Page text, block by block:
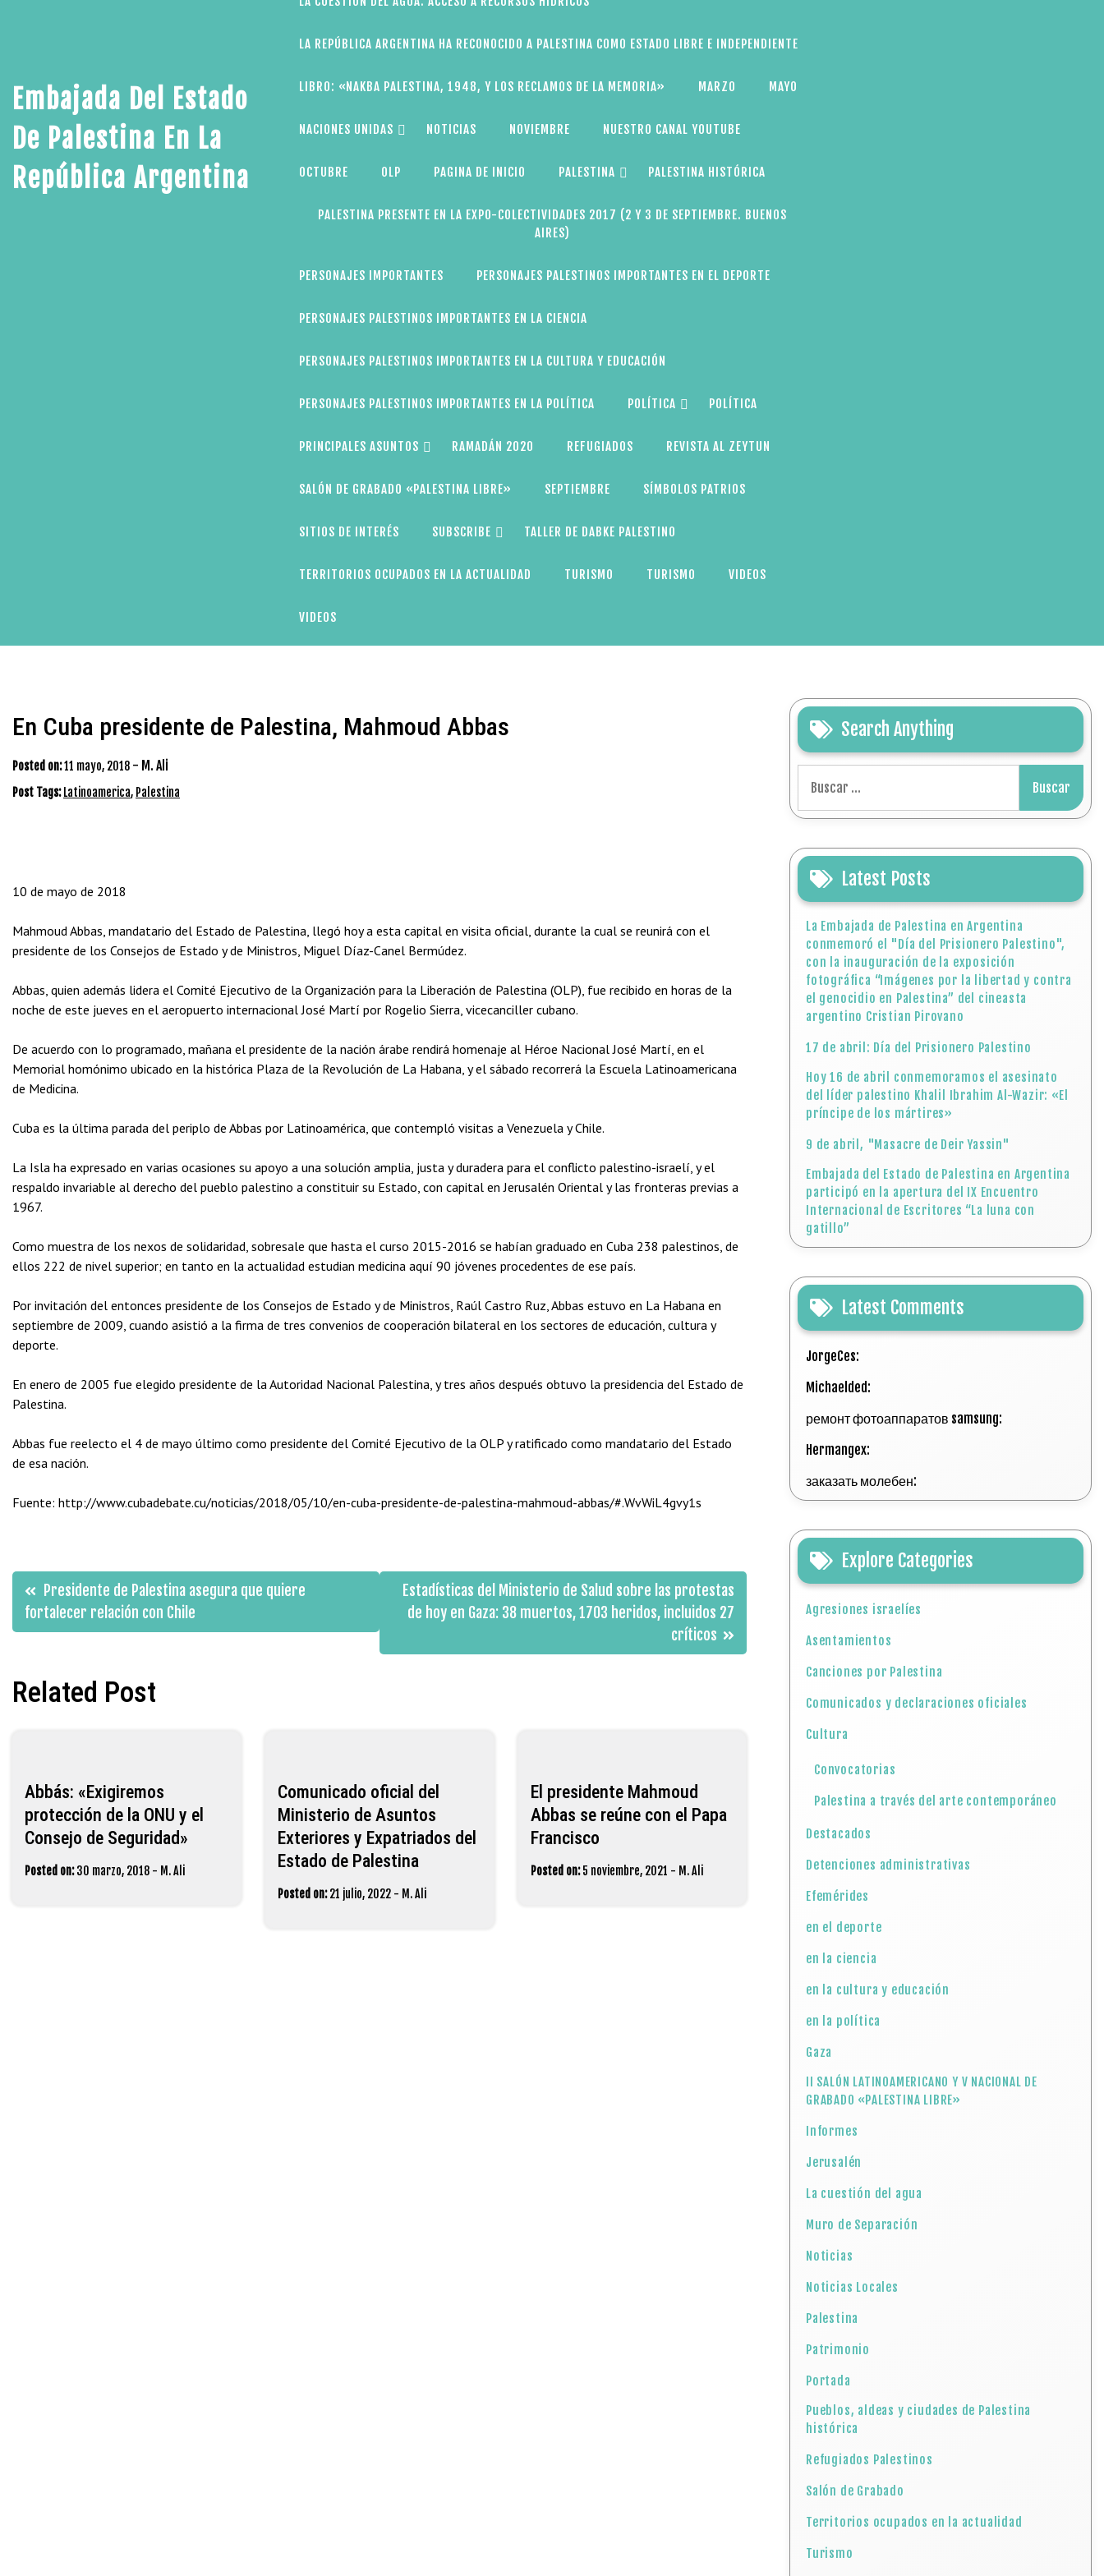
Embajada Del Estado
De Palestina En La
República Argentina
LA REPÚBLICA ARGENTINA HA RECONOCIDO A PALESTINA COMO ESTADO LIBRE E INDEPENDIENTE
LIBRO: «NAKBA PALESTINA, 1948, Y LOS RECLAMOS DE LA MEMORIA» MARZO MAYO
NACIONES UNIDAS NOTICIAS NOVIEMBRE NUESTRO CANAL YOUTUBE
OCTUBRE OLP PAGINA DE INICIO PALESTINA PALESTINA HISTÓRICA
PALESTINA PRESENTE EN LA EXPO-COLECTIVIDADES 2017 (2 Y 3 DE SEPTIEMBRE. BUENOS
AIRES)
PERSONAJES IMPORTANTES PERSONAJES PALESTINOS IMPORTANTES EN EL DEPORTE
PERSONAJES PALESTINOS IMPORTANTES EN LA CIENCIA
PERSONAJES PALESTINOS IMPORTANTES EN LA CULTURA Y EDUCACIÓN
PERSONAJES PALESTINOS IMPORTANTES EN LA POLÍTICA POLÍTICA POLÍTICA
PRINCIPALES ASUNTOS RAMADÁN 2020 REFUGIADOS REVISTA AL ZEYTUN
SALÓN DE GRABADO «PALESTINA LIBRE» SEPTIEMBRE SÍMBOLOS PATRIOS
SITIOS DE INTERÉS SUBSCRIBE TALLER DE DABKE PALESTINO
TERRITORIOS OCUPADOS EN LA ACTUALIDAD TURISMO TURISMO VIDEOS
VIDEOS
En Cuba presidente de Palestina, Mahmoud Abbas
Posted on:11 mayo, 2018 - M. Ali
Post Tags: Latinoamerica, Palestina
10 de mayo de 2018
Mahmoud Abbas, mandatario del Estado de Palestina, llegó hoy a esta capital en visita oficial, durante la cual se reunirá con el
presidente de los Consejos de Estado y de Ministros, Miguel Díaz-Canel Bermúdez.
Abbas, quien además lidera el Comité Ejecutivo de la Organización para la Liberación de Palestina (OLP), fue recibido en horas de la
noche de este jueves en el aeropuerto internacional José Martí por Rogelio Sierra, vicecanciller cubano.
De acuerdo con lo programado, mañana el presidente de la nación árabe rendirá homenaje al Héroe Nacional José Martí, en el
Memorial homónimo ubicado en la histórica Plaza de la Revolución de La Habana, y el sábado recorrerá la Escuela Latinoamericana
de Medicina.
Cuba es la última parada del periplo de Abbas por Latinoamérica, que contempló visitas a Venezuela y Chile.
La Isla ha expresado en varias ocasiones su apoyo a una solución amplia, justa y duradera para el conflicto palestino-israelí, y el
respaldo invariable al derecho del pueblo palestino a constituir su Estado, con capital en Jerusalén Oriental y las fronteras previas a
1967.
Como muestra de los nexos de solidaridad, sobresale que hasta el curso 2015-2016 se habían graduado en Cuba 238 palestinos, de
ellos 222 de nivel superior; en tanto en la actualidad estudian medicina aquí 90 jóvenes procedentes de ese país.
Por invitación del entonces presidente de los Consejos de Estado y de Ministros, Raúl Castro Ruz, Abbas estuvo en La Habana en
septiembre de 2009, cuando asistió a la firma de tres convenios de cooperación bilateral en los sectores de educación, cultura y
deporte.
En enero de 2005 fue elegido presidente de la Autoridad Nacional Palestina, y tres años después obtuvo la presidencia del Estado de
Palestina.
Abbas fue reelecto el 4 de mayo último como presidente del Comité Ejecutivo de la OLP y ratificado como mandatario del Estado
de esa nación.
Fuente: http://www.cubadebate.cu/noticias/2018/05/10/en-cuba-presidente-de-palestina-mahmoud-abbas/#.WvWiL4gvy1s
Navegación
de
entradas
Presidente de Palestina asegura que quiere
fortalecer relación con Chile
Estadísticas del Ministerio de Salud sobre las protestas
de hoy en Gaza: 38 muertos, 1703 heridos, incluidos 27
críticos
Related Post
Abbás: «Exigiremos
protección de la ONU y el
Consejo de Seguridad»
Posted on: 30 marzo, 2018 - M. Ali
Comunicado oficial del
Ministerio de Asuntos
Exteriores y Expatriados del
Estado de Palestina
Posted on: 21 julio, 2022- M. Ali
El presidente Mahmoud
Abbas se reúne con el Papa
Francisco
Posted on: 5 noviembre, 2021 - M. Ali
Search Anything
Latest Posts
La Embajada de Palestina en Argentina
conmemoró el "Día del Prisionero Palestino",
con la inauguración de la exposición
fotográfica “Imágenes por la libertad y contra
el genocidio en Palestina” del cineasta
argentino Cristian Pirovano
17 de abril: Día del Prisionero Palestino
Hoy 16 de abril conmemoramos el asesinato
del líder palestino Khalil Ibrahim Al-Wazir: «El
príncipe de los mártires»
9 de abril, "Masacre de Deir Yassin"
Embajada del Estado de Palestina en Argentina
participó en la apertura del IX Encuentro
Internacional de Escritores “La luna con
gatillo”
Latest Comments
JorgeCes:
Michaelded:
ремонт фотоаппаратов samsung:
Hermangex:
заказать молебен:
Explore Categories
Agresiones israelíes
Asentamientos
Canciones por Palestina
Comunicados y declaraciones oficiales
Cultura
Convocatorias
Palestina a través del arte contemporáneo
Destacados
Detenciones administrativas
Efemérides
en el deporte
en la ciencia
en la cultura y educación
en la política
Gaza
II SALÓN LATINOAMERICANO Y V NACIONAL DE
GRABADO «PALESTINA LIBRE»
Informes
Jerusalén
La cuestión del agua
Muro de Separación
Noticias
Noticias Locales
Palestina
Patrimonio
Portada
Pueblos, aldeas y ciudades de Palestina
histórica
Refugiados Palestinos
Salón de Grabado
Territorios ocupados en la actualidad
Turismo